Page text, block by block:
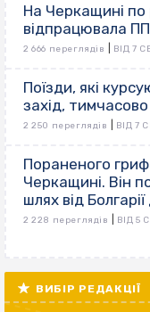
На Черкащині по
відпрацювала
2 666 переглядів ВІД 7
Поїзди, які
захід,
2 250 переглядів ВІД 7
Пораненого
Черкащині. Він
шлях від
2 228 переглядів ВІД 5
ВИБІР РЕДАКЦІЇ